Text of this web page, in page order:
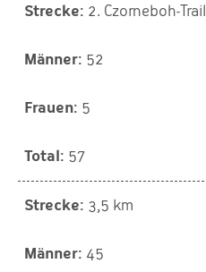
2. Czorneboh-Trail
52
5
57
3,5 km
45